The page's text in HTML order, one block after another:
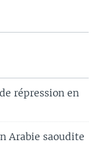
répression en
Arabie saoudite